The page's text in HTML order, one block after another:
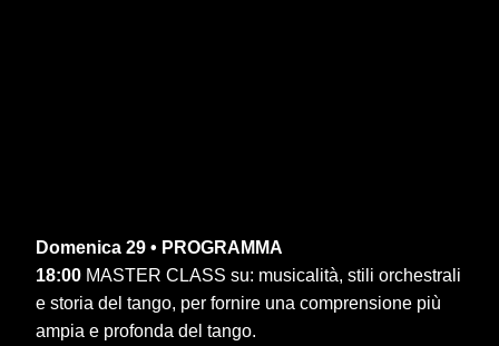
Domenica 29 • PROGRAMMA
18:00 MASTER CLASS su: musicalità, stili orchestrali
e storia del tango, per fornire una comprensione più
ampia e profonda del tango.